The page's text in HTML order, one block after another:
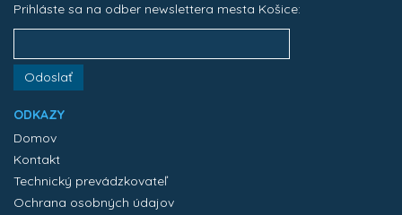
Prihláste sa na odber newslettera mesta Košice:
Odoslať
ODKAZY
Domov
Kontakt
Technický prevádzkovateľ
Ochrana osobných údajov